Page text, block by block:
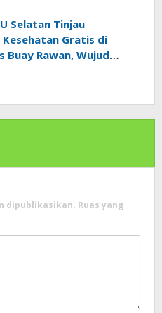
Selatan Tinjau
Kesehatan Gratis di
Buay Rawan, Wujud
dipublikasikan. Ruas yang